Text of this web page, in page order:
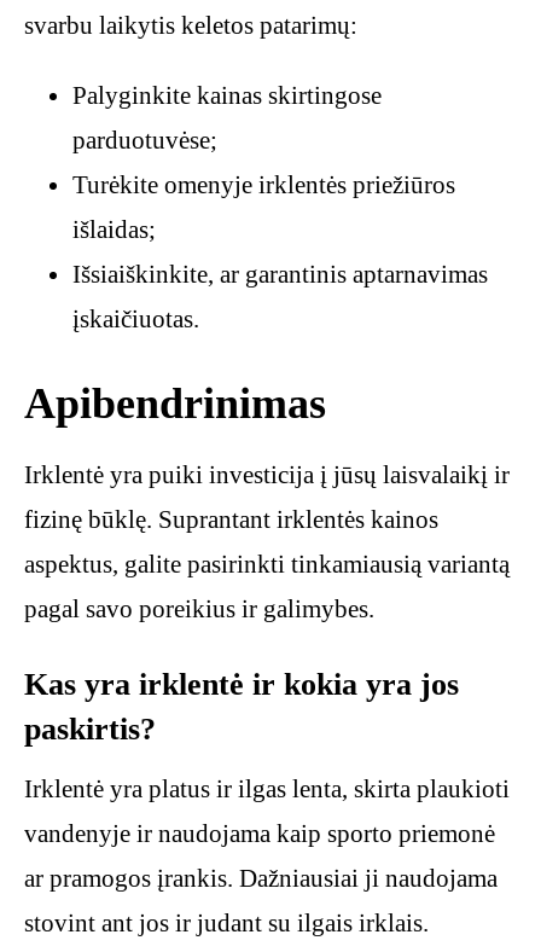
svarbu laikytis keletos patarimų:
Palyginkite kainas skirtingose
parduotuvėse;
Turėkite omenyje irklentės priežiūros
išlaidas;
Išsiaiškinkite, ar garantinis aptarnavimas
įskaičiuotas.
Apibendrinimas
Irklentė yra puiki investicija į jūsų laisvalaikį ir
fizinę būklę. Suprantant irklentės kainos
aspektus, galite pasirinkti tinkamiausią variantą
pagal savo poreikius ir galimybes.
Kas yra irklentė ir kokia yra jos
paskirtis?
Irklentė yra platus ir ilgas lenta, skirta plaukioti
vandenyje ir naudojama kaip sporto priemonė
ar pramogos įrankis. Dažniausiai ji naudojama
stovint ant jos ir judant su ilgais irklais.